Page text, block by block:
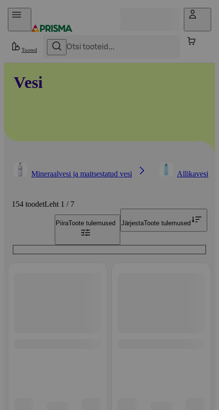
Otse sisu juurde
Tooted
Vesi
Mineraalvesi ja maitsestatud vesi Allikavesi
154 toodetLeht 1 / 7
PiiraToote tulemused JärjestaToote tulemused